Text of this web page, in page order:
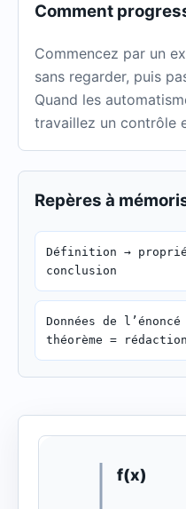
Comment
Commencez par un
sans regarder, puis
Quand les
travaillez un contrôle
Repères à
Définition →
conclusion
Données de
théorème =
f(x)